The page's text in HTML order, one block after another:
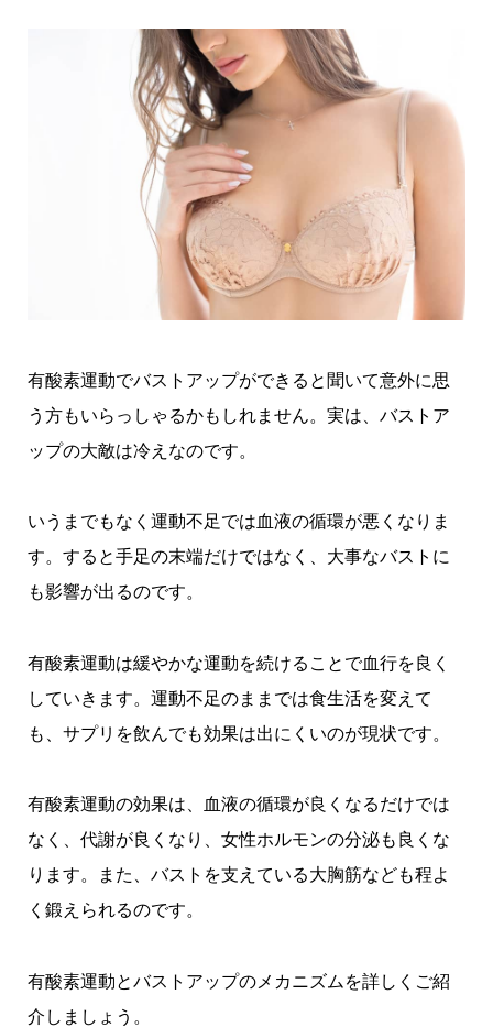
有酸素運動でバストアップができると聞いて意外に思
う方もいらっしゃるかもしれません。実は、 バストア
ップの大敵は冷えなのです。
いうまでもなく運動不足では血液の循環が悪くなりま
す。すると手足の末端だけではなく、大事なバストに
も影響が出るのです。
有酸素運動は緩やかな運動を続けることで血行を良く
していきます。 運動不足のままでは食生活を変えて
も、サプリを飲んでも効果は出にくいのが現状です。
有酸素運動の効果は、血液の循環が良くなるだけでは
なく、代謝が良くなり、女性ホルモンの分泌も良くな
ります。また、バストを支えている大胸筋なども程よ
く鍛えられるのです。
有酸素運動とバストアップのメカニズムを詳しくご紹
介しましょう。